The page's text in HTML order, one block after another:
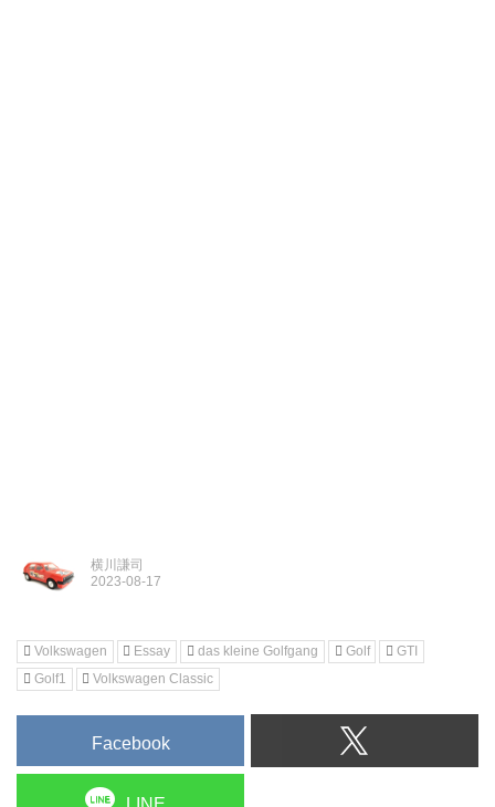
横川謙司
Volkswagen Essay das kleine Golfgang Golf
GTI
Golf1
Volkswagen Classic
Facebook